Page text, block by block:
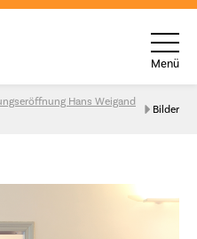
Menü
Hans Weigand
Bilder